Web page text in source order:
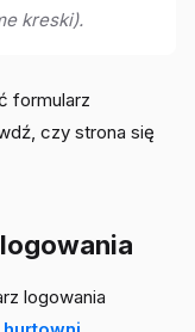
kreski).
formularz
czy strona się
logowania